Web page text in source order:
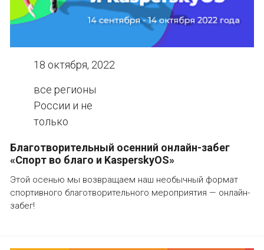
18 октября, 2022
все регионы
России и не
только
Благотворительный осенний онлайн-забег
«Спорт во благо и KasperskyOS»
Этой осенью мы возвращаем наш необычный формат
спортивного благотворительного мероприятия — онлайн-
забег!